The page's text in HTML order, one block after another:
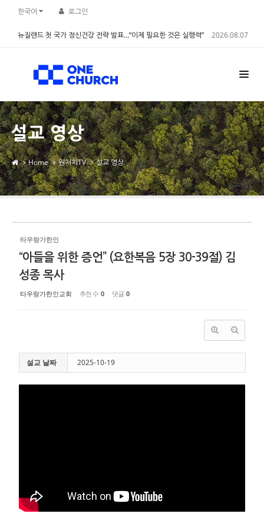
한국어 로그인
뉴질랜드 첫 국가 정신건강 전략 발표…“이제 필요한 것은 실행력” 2026.08.07
설교 영상
Home 원처치TV 설교 영상
타우랑가한인
“아들을 위한 증언” (요한복음 5장 30-39절) 김
성종 목사
타우랑가한인교회 추천 수 0 댓글 0
설교 날짜 2025-10-19
Sketchbook5, 스케치북5